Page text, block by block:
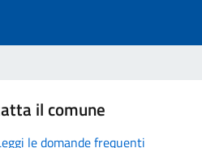
il comune
le domande frequenti